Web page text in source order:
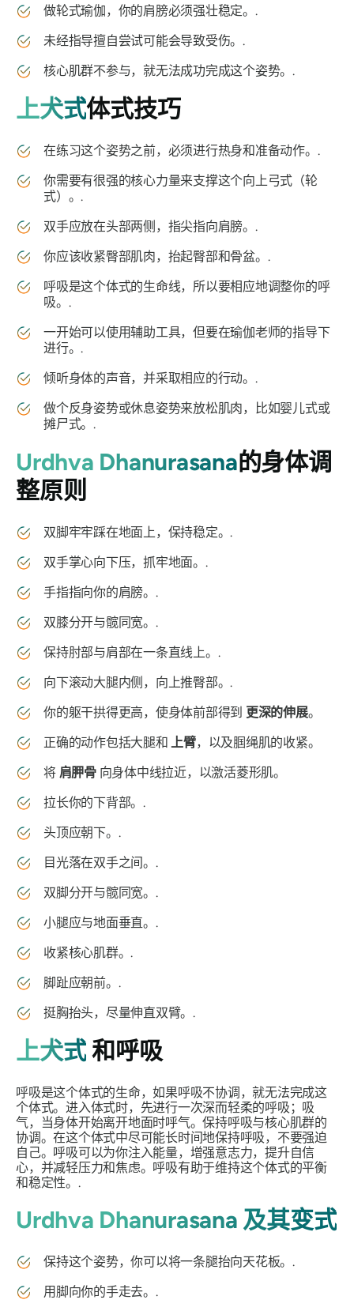
做轮式瑜伽，你的肩膀必须强壮稳定。.
未经指导擅自尝试可能会导致受伤。.
核心肌群不参与，就无法成功完成这个姿势。.
上犬式体式技巧
在练习这个姿势之前，必须进行热身和准备动作。.
你需要有很强的核心力量来支撑这个向上弓式（轮
式）。.
双手应放在头部两侧，指尖指向肩膀。.
你应该收紧臀部肌肉，抬起臀部和骨盆。.
呼吸是这个体式的生命线，所以要相应地调整你的呼
吸。.
一开始可以使用辅助工具，但要在瑜伽老师的指导下
进行。.
倾听身体的声音，并采取相应的行动。.
做个反身姿势或休息姿势来放松肌肉，比如婴儿式或
摊尸式。.
Urdhva Dhanurasana的身体调
整原则
双脚牢牢踩在地面上，保持稳定。.
双手掌心向下压，抓牢地面。.
手指指向你的肩膀。.
双膝分开与髋同宽。.
保持肘部与肩部在一条直线上。.
向下滚动大腿内侧，向上推臀部。.
你的躯干拱得更高，使身体前部得到 更深的伸展。
正确的动作包括大腿和上臂，以及腘绳肌的收紧。
将 肩胛骨向身体中线拉近，以激活菱形肌。
拉长你的下背部。.
头顶应朝下。.
目光落在双手之间。.
双脚分开与髋同宽。.
小腿应与地面垂直。.
收紧核心肌群。.
脚趾应朝前。.
挺胸抬头，尽量伸直双臂。.
上犬式和呼吸
呼吸是这个体式的生命，如果呼吸不协调，就无法完成这
个体式。进入体式时，先进行一次深而轻柔的呼吸；吸
气，当身体开始离开地面时呼气。保持呼吸与核心肌群的
协调。在这个体式中尽可能长时间地保持呼吸，不要强迫
自己。呼吸可以为你注入能量，增强意志力，提升自信
心，并减轻压力和焦虑。呼吸有助于维持这个体式的平衡
和稳定性。.
Urdhva Dhanurasana 及其变式
保持这个姿势，你可以将一条腿抬向天花板。.
用脚向你的手走去。.